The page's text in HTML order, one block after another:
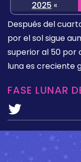
2025 «
Después del
por el sol sigue
superior al 50 por
luna es creciente
FASE LUNAR